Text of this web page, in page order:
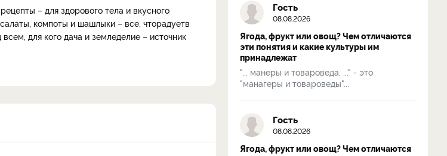
– для здорового тела и вкусного
компоты и шашлыки – все, чторадуетв
для кого дача и земледелие – источник
Гость
08.08.2026
Ягода, фрукт или овощ? Чем отличаются
эти понятия и какие культуры им
принадлежат
"... манеры и товароведа, ..." - это
"манагеры и товароведы"...
Гость
08.08.2026
Ягода, фрукт или овощ? Чем отличаются